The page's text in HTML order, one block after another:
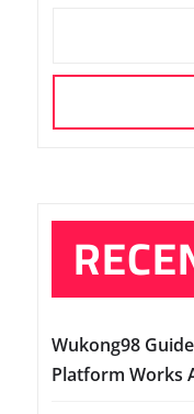
Wukong98
Platform Works